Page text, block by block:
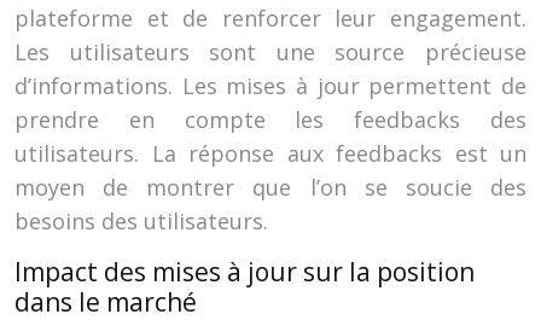
plateforme et de renforcer leur engagement.
Les utilisateurs sont une source précieuse
d’informations. Les mises à jour permettent de
prendre en compte les feedbacks des
utilisateurs. La réponse aux feedbacks est un
moyen de montrer que l’on se soucie des
besoins des utilisateurs.
Impact des mises à jour sur la position
dans le marché